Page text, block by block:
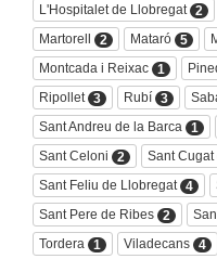
L'Hospitalet de Llobregat 2
Martorell
2 Mataró 5
Montcada i Reixac 1
Ripollet 3 Rubí 3
Sant Andreu de la Barca
1
Sant Celoni
2 Sant
Sant Feliu de Llobregat 4
Sant Pere de Ribes 2
Tordera
1 Viladecans 4